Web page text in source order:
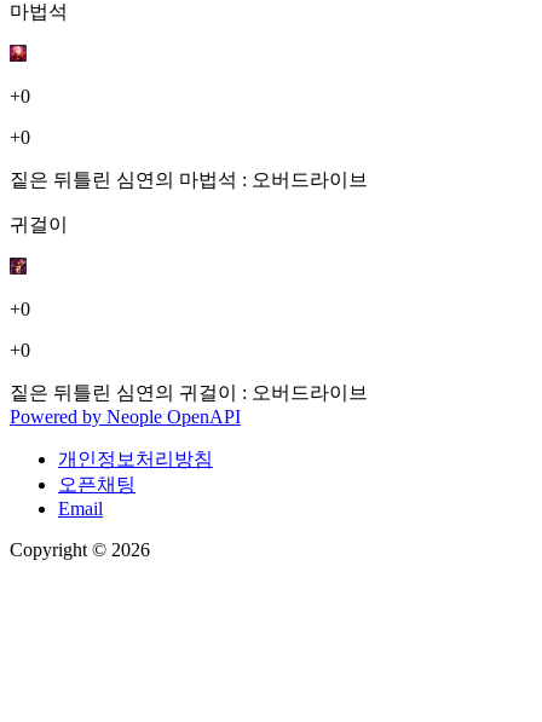
마법석
+0
+0
짙은 뒤틀린 심연의 마법석 : 오버드라이브
귀걸이
+0
+0
짙은 뒤틀린 심연의 귀걸이 : 오버드라이브
Powered by Neople OpenAPI
개인정보처리방침
오픈채팅
Email
Copyright © 2026